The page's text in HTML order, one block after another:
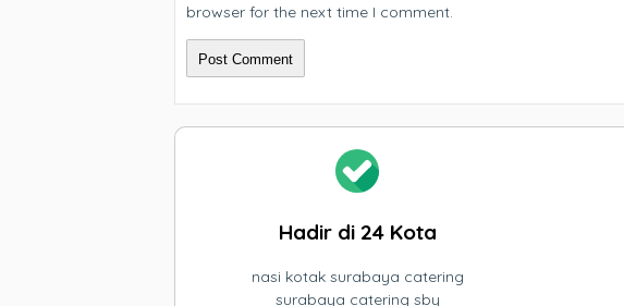
browser for the next time I comment.
Hadir di 24 Kota
nasi kotak surabaya catering
surabaya catering sby